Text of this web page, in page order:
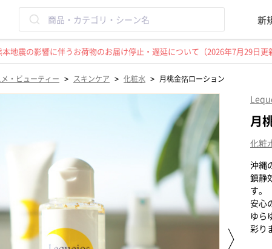
新
本地震の影響に伴うお荷物のお届け停止・遅延について（2026年7月29日更
メ・ビューティー > スキンケア > 化粧水 > 月桃金箔ローション
月
化粧
沖縄
鎮静
す。
安心
ゆら
彩り